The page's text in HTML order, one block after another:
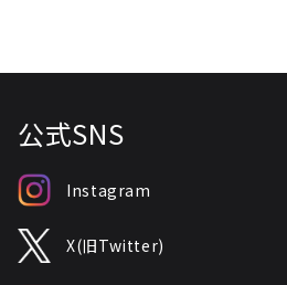
公式SNS
Instagram
X(旧Twitter)